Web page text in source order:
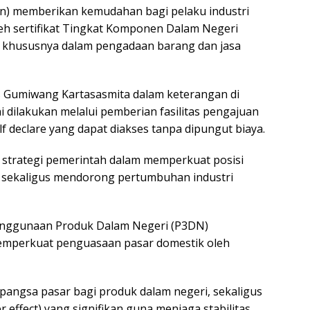
memberikan kemudahan bagi pelaku industri
sertifikat Tingkat Komponen Dalam Negeri
dalam pengadaan barang dan jasa
Kartasasmita dalam keterangan di
dilakukan melalui pemberian fasilitas pengajuan
declare yang dapat diakses tanpa dipungut biaya.
pemerintah dalam memperkuat posisi
mendorong pertumbuhan industri
Produk Dalam Negeri (P3DN)
penguasaan pasar domestik oleh
pasar bagi produk dalam negeri, sekaligus